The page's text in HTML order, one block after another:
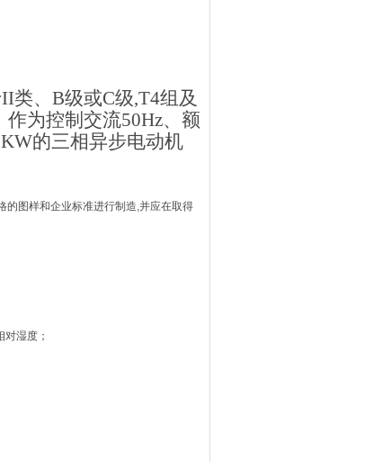
类、B级或C级,T4组及
为控制交流50Hz、额
的三相异步电动机
的图样和企业标准进行制造,并应在取得
湿度；